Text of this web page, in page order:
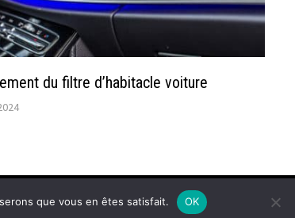
du filtre d’habitacle voiture
que vous en êtes satisfait. OK